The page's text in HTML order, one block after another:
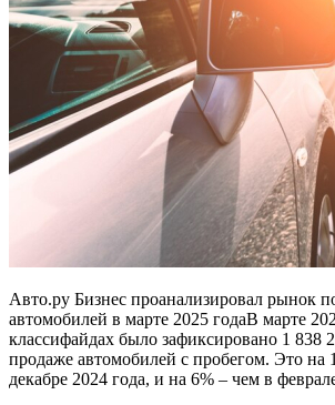
Авто.ру Бизнес проанализировал рынок
автомобилей в марте 2025 годаВ марте
классифайдах было зафиксировано 1 838
продаже автомобилей с пробегом. Это на
декабре 2024 года, и на 6% – чем в